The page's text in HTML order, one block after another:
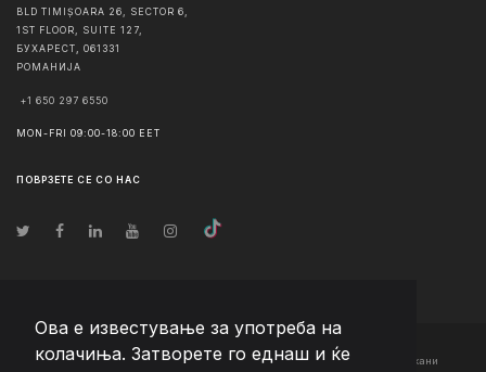
Ова е известување за употреба на
колачиња. Затворете го еднаш и ќе
BLD TIMIȘOARA 26, SECTOR 6,
1ST FLOOR, SUITE 127,
БУХАРЕСТ
061331
РОМАНИЈА
+1 650 297 6550
MON-FRI 09:00-18:00 EET
ПОВРЗЕТЕ СЕ СО НАС
© Авторско право2026 Team Extension Macedonia - Сите права задржани